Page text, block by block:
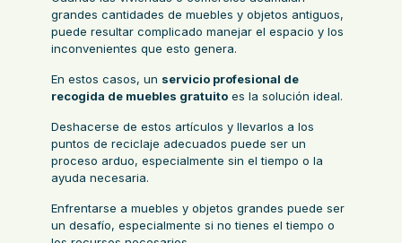
grandes cantidades de muebles y objetos antiguos,
puede resultar complicado manejar el espacio y los
inconvenientes que esto genera.
En estos casos, un servicio profesional de
recogida de muebles gratuitoes la solución ideal.
Deshacerse de estos artículos y llevarlos a los
puntos de reciclaje adecuados puede ser un
proceso arduo, especialmente sin el tiempo o la
ayuda necesaria.
Enfrentarse a muebles y objetos grandes puede ser
un desafío, especialmente si no tienes el tiempo o